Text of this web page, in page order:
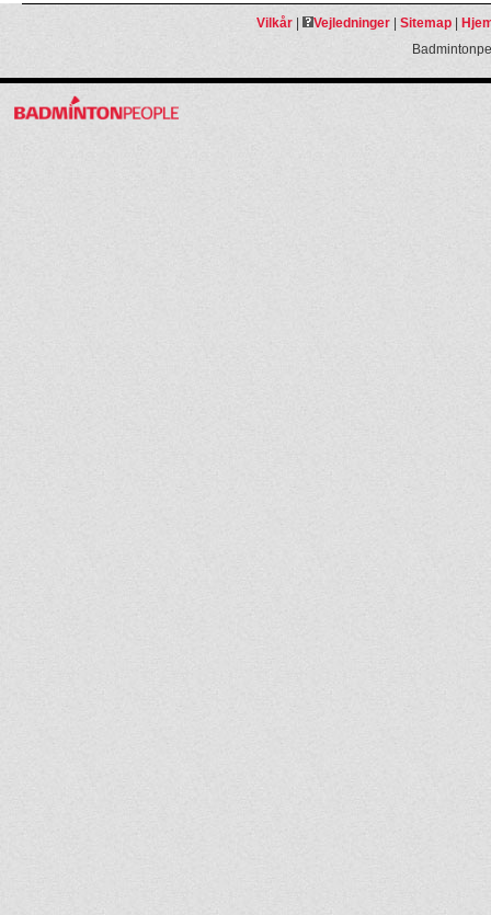
Vilkår| Vejledninger| Sitemap|